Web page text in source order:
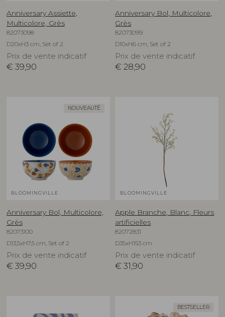
Anniversary Assiette,
Multicolore, Grès
82073098
D20xH3 cm, Set of 2
Prix de vente indicatif
€ 39,90
Anniversary Bol, Multicolore,
Grès
82073099
D10xH6 cm, Set of 2
Prix de vente indicatif
€ 28,90
NOUVEAUTÉ
BLOOMINGVILLE
Anniversary Bol, Multicolore,
Grès
82073100
D13,5xH7,5 cm, Set of 2
Prix de vente indicatif
€ 39,90
BLOOMINGVILLE
Apple Branche, Blanc, Fleurs
artificielles
82072831
D35xH153 cm
Prix de vente indicatif
€ 31,90
BESTSELLER